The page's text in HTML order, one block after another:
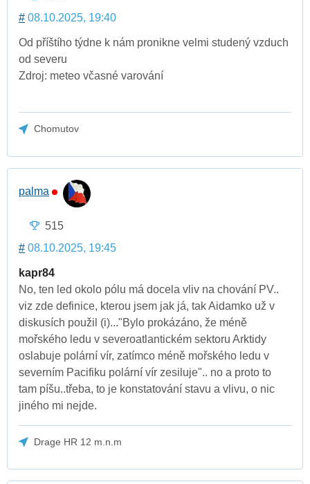
# 08.10.2025, 19:40
Od příštího týdne k nám pronikne velmi studený vzduch
od severu
Zdroj: meteo včasné varování
Chomutov
palma
515
# 08.10.2025, 19:45
kapr84
No, ten led okolo pólu má docela vliv na chování PV..
viz zde definice, kterou jsem jak já, tak Aidamko už v
diskusích použil (i)..."Bylo prokázáno, že méně
mořského ledu v severoatlantickém sektoru Arktidy
oslabuje polární vír, zatímco méně mořského ledu v
severním Pacifiku polární vír zesiluje".. no a proto to
tam píšu..třeba, to je konstatování stavu a vlivu, o nic
jiného mi nejde.
Drage HR 12 m.n.m